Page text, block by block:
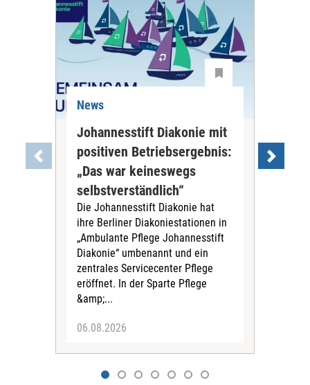
News
Johannesstift Diakonie mit
positiven Betriebsergebnis:
„Das war keineswegs
selbstverständlich“
Die Johannesstift Diakonie hat
ihre Berliner Diakoniestationen in
„Ambulante Pflege Johannesstift
Diakonie“ umbenannt und ein
zentrales Servicecenter Pflege
eröffnet. In der Sparte Pflege
&amp;...
06.08.2026